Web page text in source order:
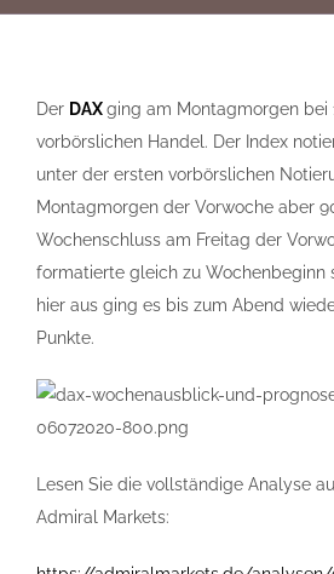
Der DAXging am Montagmorgen bei
vorbörslichen Handel. Der Index
unter der ersten vorbörslichen
Montagmorgen der Vorwoche aber
Wochenschluss am Freitag der
formatierte gleich zu Wochenbeginn
hier aus ging es bis zum Abend
Punkte.
Lesen Sie die vollständige Analyse
Admiral Markets: